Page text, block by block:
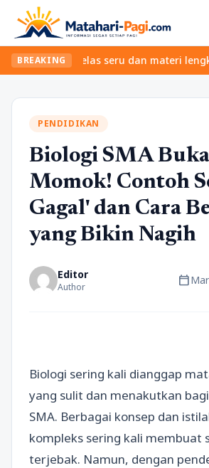
BREAKING
kelas seru dan materi lengkap
PENDIDIKAN
Biologi SMA
Momok! Contoh
Gagal' dan Cara
yang Bikin Nagih
Editor
Author calendar_today
Biologi sering kali dianggap
yang sulit dan menakutkan
SMA. Berbagai konsep dan
kompleks sering kali membuat
terjebak. Namun, dengan